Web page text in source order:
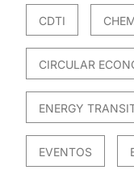
CDTI
CIRCULAR
ENERGY
EVENTOS